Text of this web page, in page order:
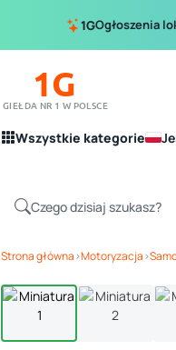
1GOgłoszenia
1G
GIEŁDA NR 1 W POLSCE
Wszystkie kategorie
Strona główna›Motoryzacja›